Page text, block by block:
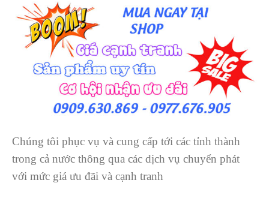
Chúng tôi phục vụ và cung cấp tới các tỉnh thành
trong cả nước thông qua các dịch vụ chuyển phát
với mức giá ưu đãi và cạnh tranh